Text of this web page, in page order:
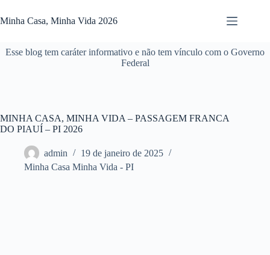
para
o
Minha Casa, Minha Vida 2026
Esse blog tem caráter informativo e não tem vínculo com o Governo
Federal
MINHA CASA, MINHA VIDA – PASSAGEM FRANCA
DO PIAUÍ – PI 2026
admin
19 de janeiro de 2025
Minha Casa Minha Vida - PI